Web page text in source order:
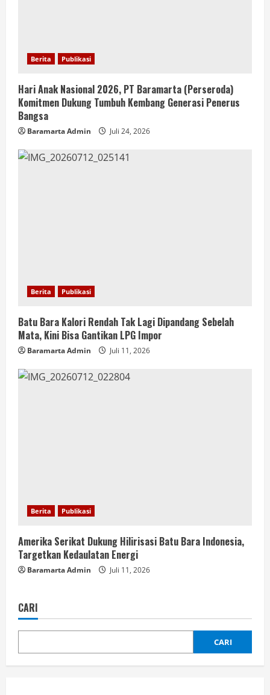
Berita Publikasi
Hari Anak Nasional 2026, PT Baramarta (Perseroda)
Komitmen Dukung Tumbuh Kembang Generasi Penerus
Bangsa
Baramarta Admin Juli 24, 2026
Berita Publikasi
Batu Bara Kalori Rendah Tak Lagi Dipandang Sebelah
Mata, Kini Bisa Gantikan LPG Impor
Baramarta Admin Juli 11, 2026
Berita Publikasi
Amerika Serikat Dukung Hilirisasi Batu Bara Indonesia,
Targetkan Kedaulatan Energi
Baramarta Admin Juli 11, 2026
CARI
CARI